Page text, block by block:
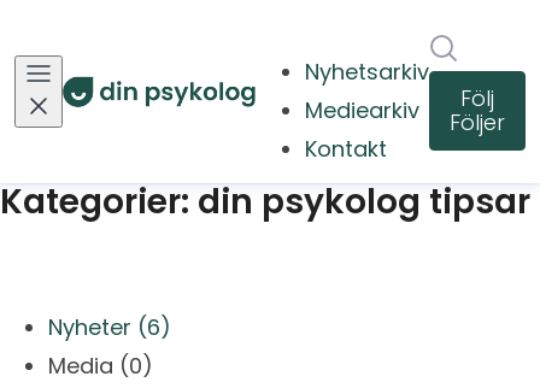
Nyhetsarkiv
Mediearkiv
Kontakt
Följ
Följer
Kategorier: din psykolog tipsar
Nyheter (6)
Media (0)